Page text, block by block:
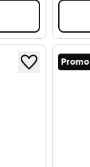
Promo